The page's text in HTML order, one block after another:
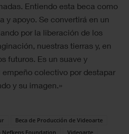
Entiendo esta beca como
y apoyo. Se convertirá en un
por la liberación de los
nuestras tierras y, en
futuros. Es un suave y
colectivo por destapar
y su imagen.»
Beca de Producción de Videoarte
Nefkens Foundation Videoarte